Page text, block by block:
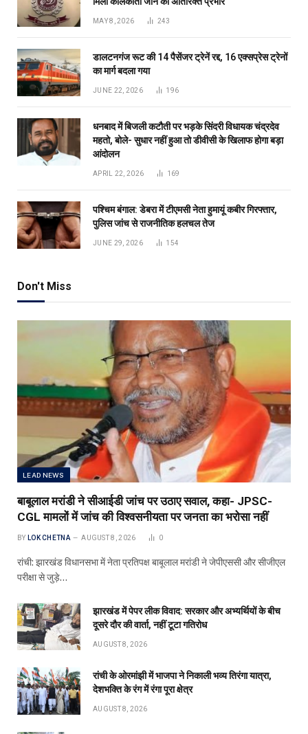
MAY 8, 2026 243
डालटनगंज रूट की 14 पैसेंजर ट्रेनें रद्द, 16 एक्सप्रेस ट्रेनों
का मार्ग बदला गया
JUNE 22, 2026 196
धनबाद में बिजली कटौती पर भड़के सिंदरी विधायक चंद्रदेव
महतो, बोले- सुधार नहीं हुआ तो डीवीसी के खिलाफ होगा बड़ा
आंदोलन
APRIL 22, 2026 169
पश्चिम बंगाल: डेबरा में टीएमसी नेता हुमायूं कबीर गिरफ्तार,
पुलिस जांच से राजनीतिक हलचल तेज
JUNE 29, 2026 154
Don't Miss
LEAD NEWS
बाबूलाल मरांडी ने सीआईडी जांच पर उठाए सवाल, कहा- JPSC-
CGL मामलों में जांच की विश्वसनीयता पर जनता का भरोसा नहीं
BY LOK CHETNA AUGUST 8, 2026 0
रांची: झारखंड विधानसभा में नेता प्रतिपक्ष बाबूलाल मरांडी ने जेपीएससी और सीजीएल
परीक्षा से जुड़े…
झारखंड में पेपर लीक विवाद: सरकार और अभ्यर्थियों के बीच
दूसरे दौर की वार्ता, नहीं टूटा गतिरोध
AUGUST 8, 2026
रांची के ओरमांझी में भाजपा ने निकाली भव्य तिरंगा यात्रा,
देशभक्ति के रंग में रंगा पूरा क्षेत्र
AUGUST 8, 2026